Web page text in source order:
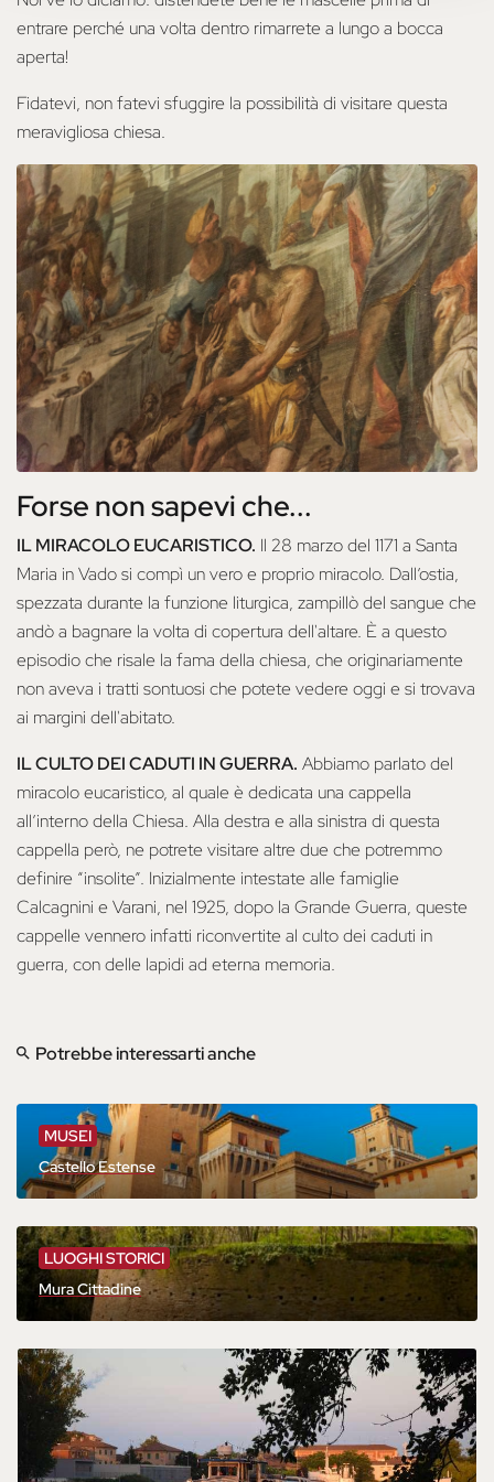
entrare perché una volta dentro rimarrete a lungo a bocca
aperta!
Fidatevi, non fatevi sfuggire la possibilità di visitare questa
meravigliosa chiesa.
Forse non sapevi che...
IL MIRACOLO EUCARISTICO. Il 28 marzo del 1171 a Santa
Maria in Vado si compì un vero e proprio miracolo. Dall’ostia,
spezzata durante la funzione liturgica, zampillò del sangue che
andò a bagnare la volta di copertura dell'altare. È a questo
episodio che risale la fama della chiesa, che originariamente
non aveva i tratti sontuosi che potete vedere oggi e si trovava
ai margini dell'abitato.
IL CULTO DEI CADUTI IN GUERRA. Abbiamo parlato del
miracolo eucaristico, al quale è dedicata una cappella
all’interno della Chiesa. Alla destra e alla sinistra di questa
cappella però, ne potrete visitare altre due che potremmo
definire “insolite”. Inizialmente intestate alle famiglie
Calcagnini e Varani, nel 1925, dopo la Grande Guerra, queste
cappelle vennero infatti riconvertite al culto dei caduti in
guerra, con delle lapidi ad eterna memoria.
Potrebbe interessarti anche
MUSEI
Castello Estense
LUOGHI STORICI
Mura Cittadine